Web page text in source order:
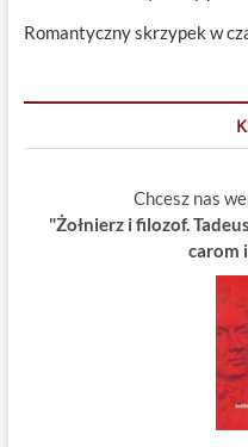
Romantyczny skrzypek w
Chcesz nas
"Żołnierz i filozof.
carom